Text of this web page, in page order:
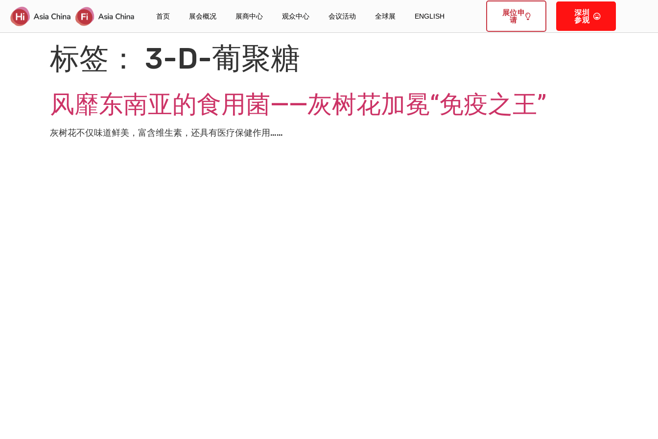
首页 展会概况 展商中心 观众中心 会议活动 全球展 ENGLISH 展位申
请
深圳
参观
标签： 3-D-葡聚糖
风靡东南亚的食用菌——灰树花加冕“免疫之王”
灰树花不仅味道鲜美，富含维生素，还具有医疗保健作用……